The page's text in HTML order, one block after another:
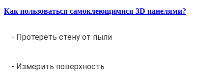
Как пользоваться самоклеющимися 3D панелями?
- Протереть стену от пыли
- Измерить поверхность